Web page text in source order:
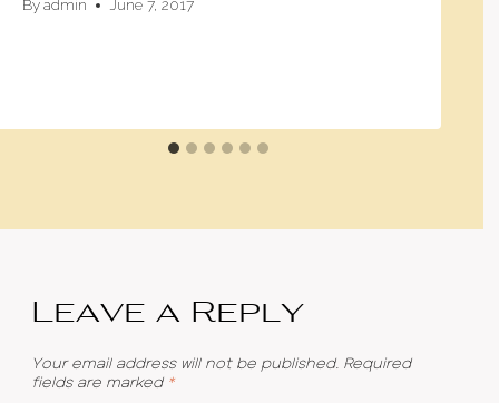
Byadmin June 7, 2017
Leave a Reply
Your email address will not be published. Required
fields are marked *